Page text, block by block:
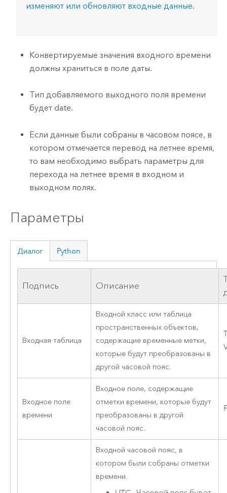
изменяют или обновляют входные данные.
Конвертируемые значения входного времени
должны храниться в поле даты.
Тип добавляемого выходного поля времени
будет date.
Если данные были собраны в часовом поясе, в
котором отмечается перевод на летнее время,
то вам необходимо выбрать параметры для
перехода на летнее время в входном и
выходном полях.
Параметры
Диалог Python
Подпись Описание
Входная таблица
Входной класс или таблица
пространственных объектов,
содержащие временные метки,
которые будут преобразованы в
другой часовой пояс.
Входное поле
времени
Входное поле, содержащие
отметки времени, которые будут
преобразованы в другой
часовой пояс.
Входной часовой пояс, в
котором были собраны отметки
времени.